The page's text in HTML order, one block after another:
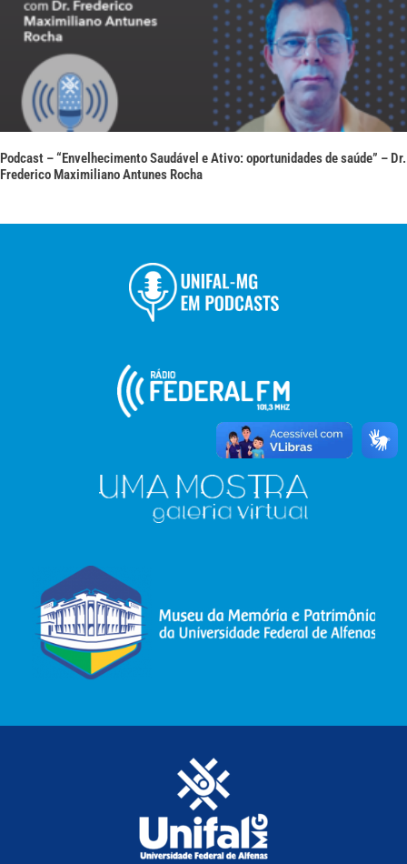
Podcast – “Envelhecimento Saudável e Ativo: oportunidades de saúde” – Dr.
Frederico Maximiliano Antunes Rocha